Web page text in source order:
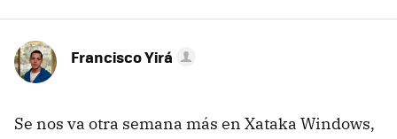
Francisco Yirá
Se nos va otra semana más en Xataka Windows,